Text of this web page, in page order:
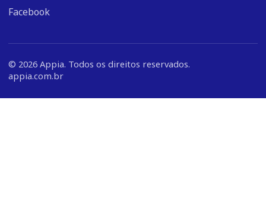
Facebook
© 2026 Appia. Todos os direitos reservados.
appia.com.br